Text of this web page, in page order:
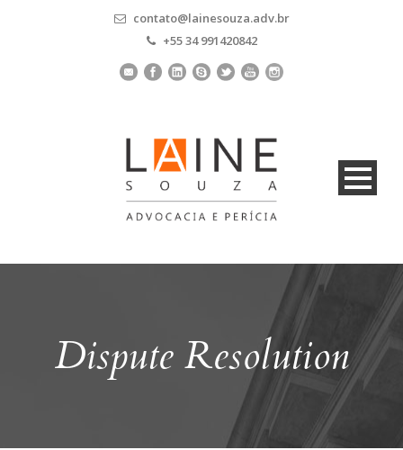
contato@lainesouza.adv.br
+55 34 991420842
Dispute Resolution